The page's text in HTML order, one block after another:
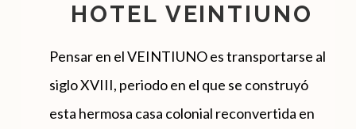
HOTEL VEINTIUNO
Pensar en el VEINTIUNO es transportarse al
siglo XVIII, periodo en el que se construyó
esta hermosa casa colonial reconvertida en